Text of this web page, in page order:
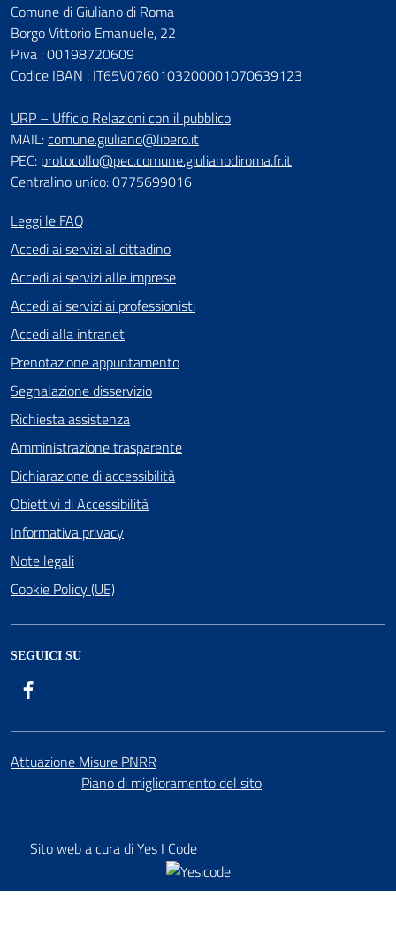
Comune di Giuliano di Roma
Borgo Vittorio Emanuele, 22
P.iva : 00198720609
Codice IBAN : IT65V0760103200001070639123
URP – Ufficio Relazioni con il pubblico
MAIL:comune.giuliano@libero.it
PEC: protocollo@pec.comune.giulianodiroma.fr.it
Centralino unico: 0775699016
Leggi le FAQ
Accedi ai servizi al cittadino
Accedi ai servizi alle imprese
Accedi ai servizi ai professionisti
Accedi alla intranet
Prenotazione appuntamento
Segnalazione disservizio
Richiesta assistenza
Amministrazione trasparente
Dichiarazione di accessibilità
Obiettivi di Accessibilità
Informativa privacy
Note legali
Cookie Policy (UE)
SEGUICI SU
Attuazione Misure PNRR
Piano di miglioramento del sito
Sito web a cura di Yes I Code